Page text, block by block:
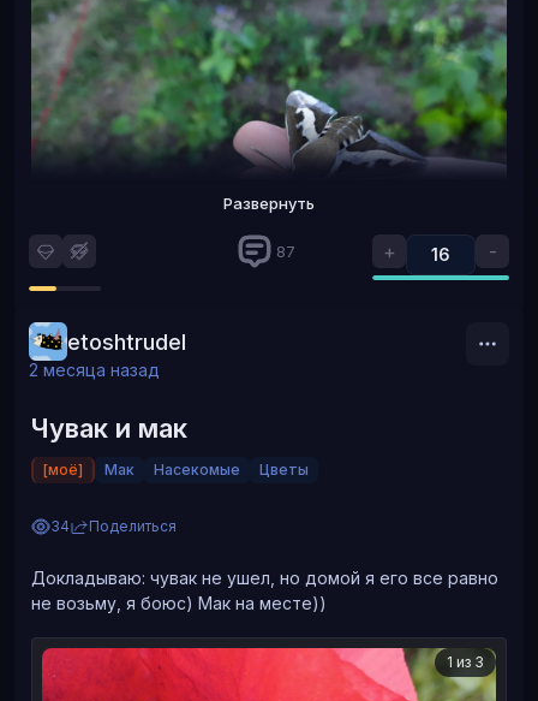
Развернуть
+ 16 -
87
etoshtrudel
2 месяца назад
Чувак и мак
[моё] Мак Насекомые Цветы
34 Поделиться
Докладываю: чувак не ушел, но домой я его все равно
не возьму, я боюс) Мак на месте))
1 из 3